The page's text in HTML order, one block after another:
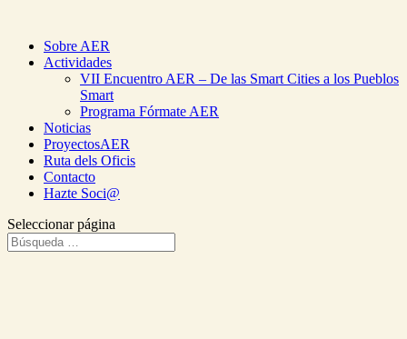
Sobre AER
Actividades
VII Encuentro AER – De las Smart Cities a los Pueblos
Smart
Programa Fórmate AER
Noticias
ProyectosAER
Ruta dels Oficis
Contacto
Hazte Soci@
Seleccionar página